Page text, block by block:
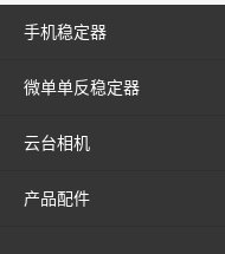
手机稳定器
微单单反稳定器
云台相机
产品配件